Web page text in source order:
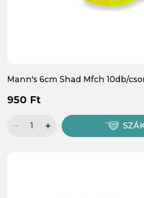
Mann's 6cm Shad Mfch 10db/
950 Ft